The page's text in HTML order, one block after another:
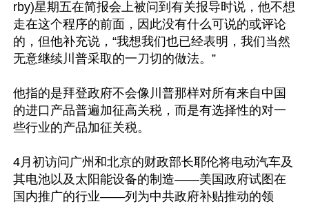
rby)星期五在简报会上被问到有关报导时说，他不想
走在这个程序的前面，因此没有什么可说的或评论
的，但他补充说，“我想我们也已经表明，我们当然
无意继续川普采取的一刀切的做法。”
他指的是拜登政府不会像川普那样对所有来自中国
的进口产品普遍加征高关税，而是有选择性的对一
些行业的产品加征关税。
4月初访问广州和北京的财政部长耶伦将电动汽车及
其电池以及太阳能设备的制造——美国政府试图在
国内推广的行业——列为中共政府补贴推动的领